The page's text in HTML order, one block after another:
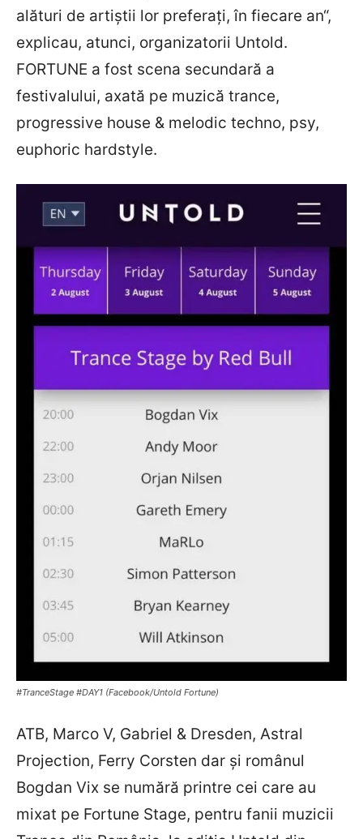
alături de artiştii lor preferaţi, în fiecare an“,
explicau, atunci, organizatorii Untold.
FORTUNE a fost scena secundară a
festivalului, axată pe muzică trance,
progressive house & melodic techno, psy,
euphoric hardstyle.
#TranceStage #DAY1 (Facebook/Untold Fortune)
ATB, Marco V, Gabriel & Dresden, Astral
Projection, Ferry Corsten dar și românul
Bogdan Vix se numără printre cei care au
mixat pe Fortune Stage, pentru fanii muzicii